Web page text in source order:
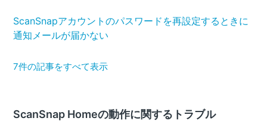
ScanSnapアカウントのパスワードを再設定するときに
通知メールが届かない
7件の記事をすべて表示
ScanSnap Homeの動作に関するトラブル